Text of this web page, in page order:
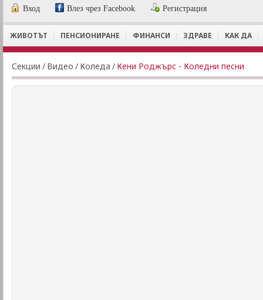
Вход Влез чрез Facebook Регистрация
ЖИВОТЪТ ПЕНСИОНИРАНЕ ФИНАНСИ ЗДРАВЕ КАК ДА
Секции / Видеo / Коледа / Кени Роджърс - Коледни песни